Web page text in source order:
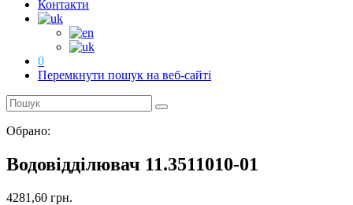
Контакти
0
Перемкнути пошук на веб-сайті
Обрано:
Водовідділювач 11.3511010-01
4281,60 грн.